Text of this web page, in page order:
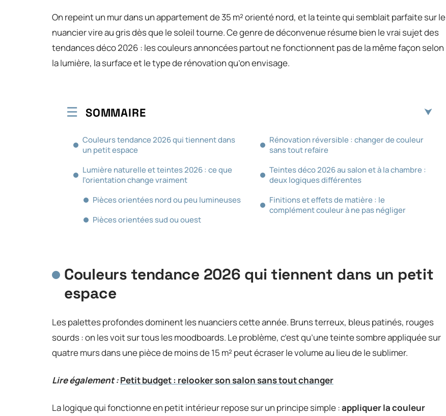
On repeint un mur dans un appartement de 35 m² orienté nord, et la teinte qui semblait parfaite sur le
nuancier vire au gris dès que le soleil tourne. Ce genre de déconvenue résume bien le vrai sujet des
tendances déco 2026 : les couleurs annoncées partout ne fonctionnent pas de la même façon selon
la lumière, la surface et le type de rénovation qu’on envisage.
SOMMAIRE
Couleurs tendance 2026 qui tiennent dans
un petit espace
Lumière naturelle et teintes 2026 : ce que
l’orientation change vraiment
Pièces orientées nord ou peu lumineuses
Pièces orientées sud ou ouest
Rénovation réversible : changer de couleur
sans tout refaire
Teintes déco 2026 au salon et à la chambre :
deux logiques différentes
Finitions et effets de matière : le
complément couleur à ne pas négliger
Couleurs tendance 2026 qui tiennent dans un petit
espace
Les palettes profondes dominent les nuanciers cette année. Bruns terreux, bleus patinés, rouges
sourds : on les voit sur tous les moodboards. Le problème, c’est qu’une teinte sombre appliquée sur
quatre murs dans une pièce de moins de 15 m² peut écraser le volume au lieu de le sublimer.
Lire également :Petit budget : relooker son salon sans tout changer
La logique qui fonctionne en petit intérieur repose sur un principe simple :appliquer la couleur